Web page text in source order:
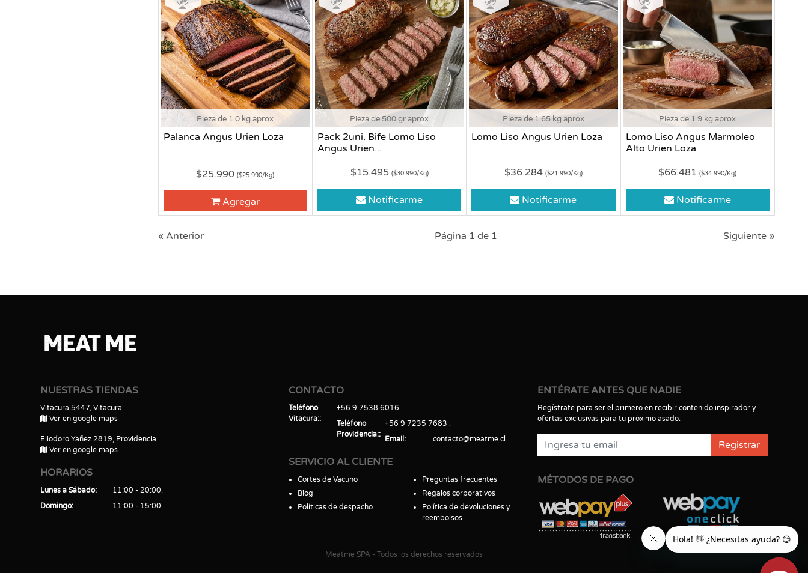
Pieza de 1.0 kg aprox
Palanca Angus Urien Loza
$25.990($25.990/Kg)
Agregar
Pieza de 500 gr aprox
Pack 2uni. Bife Lomo Liso
Angus Urien...
$15.495 ($30.990/Kg)
Notificarme
Pieza de 1.65 kg aprox
Lomo Liso Angus Urien Loza
$36.284 ($21.990/Kg)
Notificarme
Pieza de 1.9 kg aprox
Lomo Liso Angus Marmoleo
Alto Urien Loza
$66.481($34.990/Kg)
Notificarme
« Anterior Página 1 de 1 Siguiente »
NUESTRAS TIENDAS
Vitacura 5447, Vitacura
Ver en google maps
Eliodoro Yañez 2819, Providencia
Ver en google maps
HORARIOS
Lunes a Sábado
11:00 - 20:00
Domingo
11:00 - 15:00
CONTACTO
Teléfono
Vitacura:
+56 9 7538 6016
Teléfono
Providencia:
+56 9 7235 7683
Email
contacto@meatme.cl
SERVICIO AL CLIENTE
Cortes de Vacuno
Blog
Políticas de despacho
Preguntas frecuentes
Regalos corporativos
Política de devoluciones y
reembolsos
ENTÉRATE ANTES QUE NADIE
Regístrate para ser el primero en recibir contenido inspirador y
ofertas exclusivas para tu próximo asado.
Registrar
MÉTODOS DE PAGO
Meatme SPA - Todos los derechos reservados